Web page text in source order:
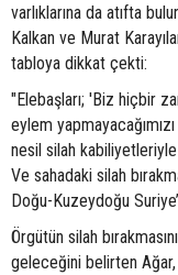
varlıklarına da atıfta
Kalkan ve Murat
tabloya dikkat çekti:
"Elebaşları; 'Biz hiçbir
eylem
nesil silah
Ve sahadaki silah
Doğu-Kuzeydoğu
Örgütün silah
geleceğini belirten